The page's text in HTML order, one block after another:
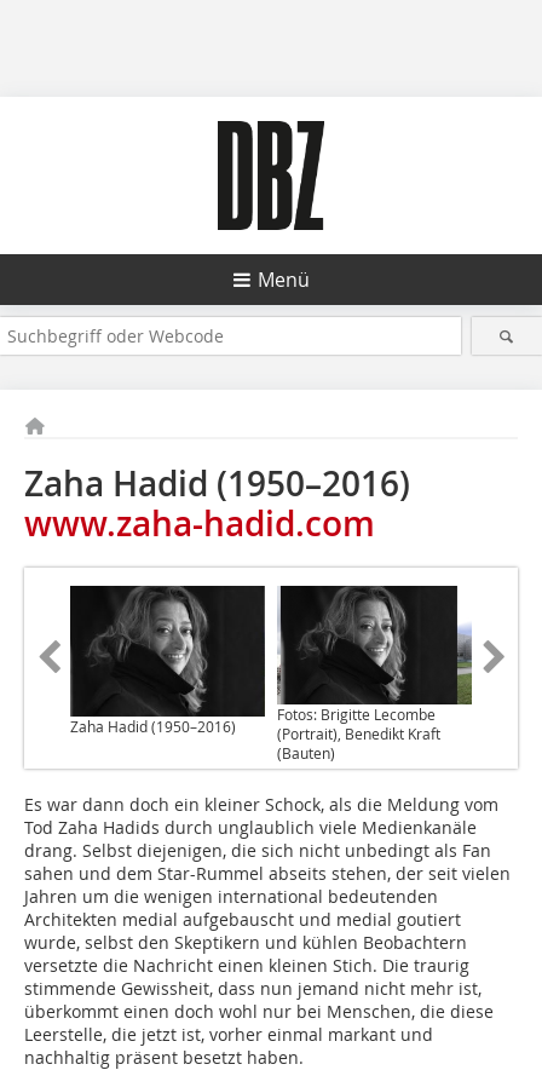
Menü
Zaha Hadid (1950–2016)
www.zaha-hadid.com
Zaha Hadid (1950–2016)
Fotos: Brigitte Lecombe
(Portrait), Benedikt Kraft
(Bauten)
Es war dann doch ein kleiner Schock, als die Meldung vom
Tod Zaha Hadids durch unglaublich viele Medienkanäle
drang. Selbst diejenigen, die sich nicht unbedingt als Fan
sahen und dem Star-Rummel abseits stehen, der seit vielen
Jahren um die wenigen international bedeutenden
Architekten medial aufgebauscht und medial goutiert
wurde, selbst den Skeptikern und kühlen Beobachtern
versetzte die Nachricht einen kleinen Stich. Die traurig
stimmende Gewissheit, dass nun jemand nicht mehr ist,
überkommt einen doch wohl nur bei Menschen, die diese
Leerstelle, die jetzt ist, vorher einmal markant und
nachhaltig präsent besetzt haben.